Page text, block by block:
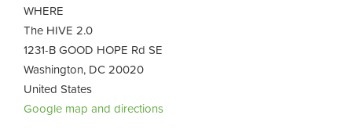
WHERE
The HIVE 2.0
1231-B GOOD HOPE Rd SE
Washington, DC 20020
United States
Google map and directions